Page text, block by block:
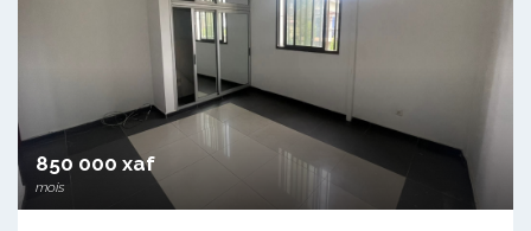
850 000 xaf
mois